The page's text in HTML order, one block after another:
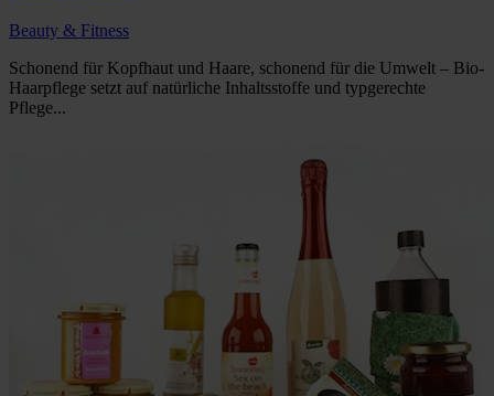
Beauty & Fitness
Schonend für Kopfhaut und Haare, schonend für die Umwelt – Bio-
Haarpflege setzt auf natürliche Inhaltsstoffe und typgerechte
Pflege...